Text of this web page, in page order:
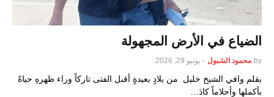
الضياع في الأرض المجهولة
by محمود الشبول - يونيو 29, 2026
بقلم وافي الشيخ خليل من بلادٍ بعيدةٍ أقبل الفتى تاركاً وراء ظهرهِ حياةً
بأكملها وأحلاماً كادَ…